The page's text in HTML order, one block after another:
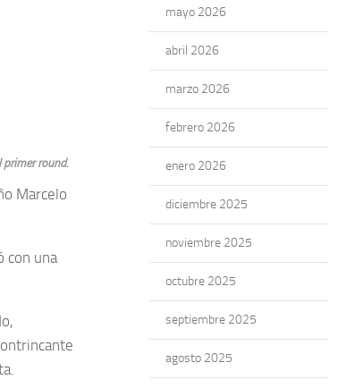
round.
Marcelo
con una
mayo 2026
abril 2026
marzo 2026
febrero 2026
enero 2026
diciembre 2025
noviembre 2025
octubre 2025
septiembre 2025
agosto 2025